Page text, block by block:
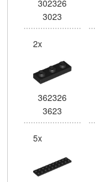
302326
3023
2x
362326
3623
5x